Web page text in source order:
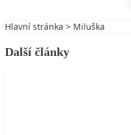
Hlavní stránka > Miluška
Další články